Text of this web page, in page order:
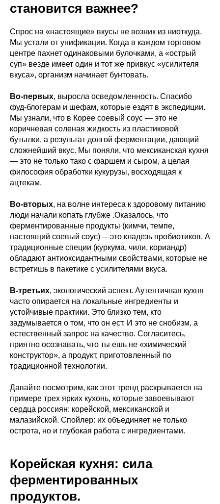
становится важнее?
Спрос на «настоящие» вкусы не возник из ниоткуда.
Мы устали от унификации. Когда в каждом торговом
центре пахнет одинаковыми булочками, а «острый
суп» везде имеет один и тот же привкус «усилителя
вкуса», организм начинает бунтовать.
Во-первых, выросла осведомленность. Спасибо
фуд-блогерам и шефам, которые ездят в экспедиции.
Мы узнали, что в Корее соевый соус — это не
коричневая соленая жидкость из пластиковой
бутылки, а результат долгой ферментации, дающий
сложнейший вкус. Мы поняли, что мексиканская кухня
— это не только тако с фаршем и сыром, а целая
философия обработки кукурузы, восходящая к
ацтекам.
Во-вторых, на волне интереса к здоровому питанию
люди начали копать глубже .Оказалось, что
ферментированные продукты (кимчи, темпе,
настоящий соевый соус) —это кладезь пробиотиков. А
традиционные специи (куркума, чили, кориандр)
обладают антиоксидантными свойствами, которые не
встретишь в пакетике с усилителями вкуса.
В-третьих, экологический аспект. Аутентичная кухня
часто опирается на локальные ингредиенты и
устойчивые практики. Это близко тем, кто
задумывается о том, что он ест. И это не снобизм, а
естественный запрос на качество. Согласитесь,
приятно осознавать, что ты ешь не «химический
конструктор», а продукт, приготовленный по
традиционной технологии.
Давайте посмотрим, как этот тренд раскрывается на
примере трех ярких кухонь, которые завоевывают
сердца россиян: корейской, мексиканской и
малазийской. Спойлер: их объединяет не только
острота, но и глубокая работа с ингредиентами.
Корейская кухня: сила
ферментированных
продуктов.